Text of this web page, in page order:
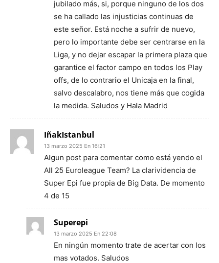
jubilado más, si, porque ninguno de los dos
se ha callado las injusticias continuas de
este señor. Está noche a sufrir de nuevo,
pero lo importante debe ser centrarse en la
Liga, y no dejar escapar la primera plaza que
garantice el factor campo en todos los Play
offs, de lo contrario el Unicaja en la final,
salvo descalabro, nos tiene más que cogida
la medida. Saludos y Hala Madrid
IñakIstanbul
13 marzo 2025 En 16:21
Algun post para comentar como está yendo el
All 25 Euroleague Team? La clarividencia de
Super Epi fue propia de Big Data. De momento
4 de 15
Superepi
13 marzo 2025 En 22:08
En ningún momento trate de acertar con los
mas votados. Saludos